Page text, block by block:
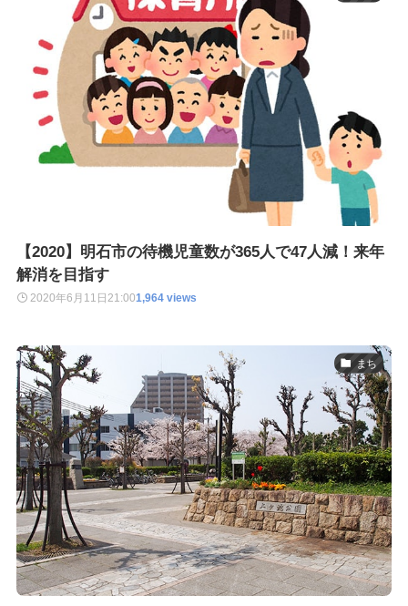
【2020】明石市の待機児童数が365人で47人減！来年
解消を目指す
2020年6月11日 21:001,964 views
まち